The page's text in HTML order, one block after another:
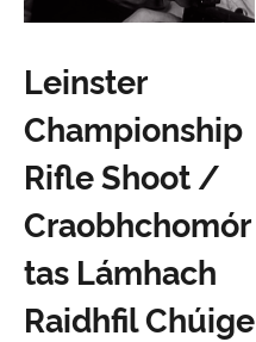
Leinster
Championship
Rifle Shoot /
Craobhchomór
tas Lámhach
Raidhfil Chúige